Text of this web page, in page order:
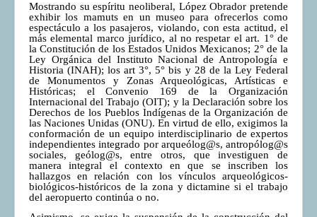
Mostrando su espíritu neoliberal, López Obrador pretende
exhibir los mamuts en un museo para ofrecerlos como
espectáculo a los pasajeros, violando, con esta actitud, el
más elemental marco jurídico, al no respetar el art. 1° de
la Constitución de los Estados Unidos Mexicanos; 2° de la
Ley Orgánica del Instituto Nacional de Antropología e
Historia (INAH); los art 3°, 5° bis y 28 de la Ley Federal
de Monumentos y Zonas Arqueológicas, Artísticas e
Históricas; el Convenio 169 de la Organización
Internacional del Trabajo (OIT); y la Declaración sobre los
Derechos de los Pueblos Indígenas de la Organización de
las Naciones Unidas (ONU). En virtud de ello, exigimos la
conformación de un equipo interdisciplinario de expertos
independientes integrado por arqueólog@s, antropólog@s
sociales, geólog@s, entre otros, que investiguen de
manera integral el contexto en que se inscriben los
hallazgos en relación con los vínculos arqueológicos-
biológicos-históricos de la zona y dictamine si el trabajo
del aeropuerto continúa o no.